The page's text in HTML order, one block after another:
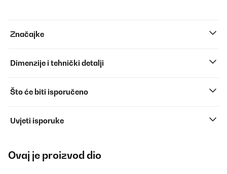
Značajke
Dimenzije i tehnički detalji
Što će biti isporučeno
Uvjeti isporuke
Ovaj je proizvod dio